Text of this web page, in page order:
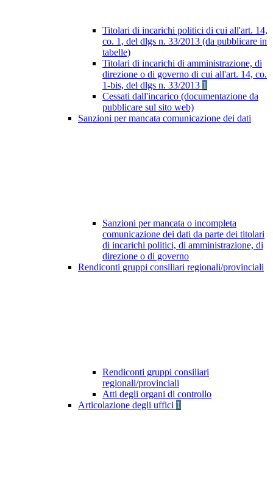
Titolari di incarichi politici di cui all'art. 14,
co. 1, del dlgs n. 33/2013 (da pubblicare in
tabelle)
Titolari di incarichi di amministrazione, di
direzione o di governo di cui all'art. 14, co.
1-bis, del dlgs n. 33/2013 1
Cessati dall'incarico (documentazione da
pubblicare sul sito web)
Sanzioni per mancata comunicazione dei dati
Sanzioni per mancata o incompleta
comunicazione dei dati da parte dei titolari
di incarichi politici, di amministrazione, di
direzione o di governo
Rendiconti gruppi consiliari regionali/provinciali
Rendiconti gruppi consiliari
regionali/provinciali
Atti degli organi di controllo
Articolazione degli uffici 1